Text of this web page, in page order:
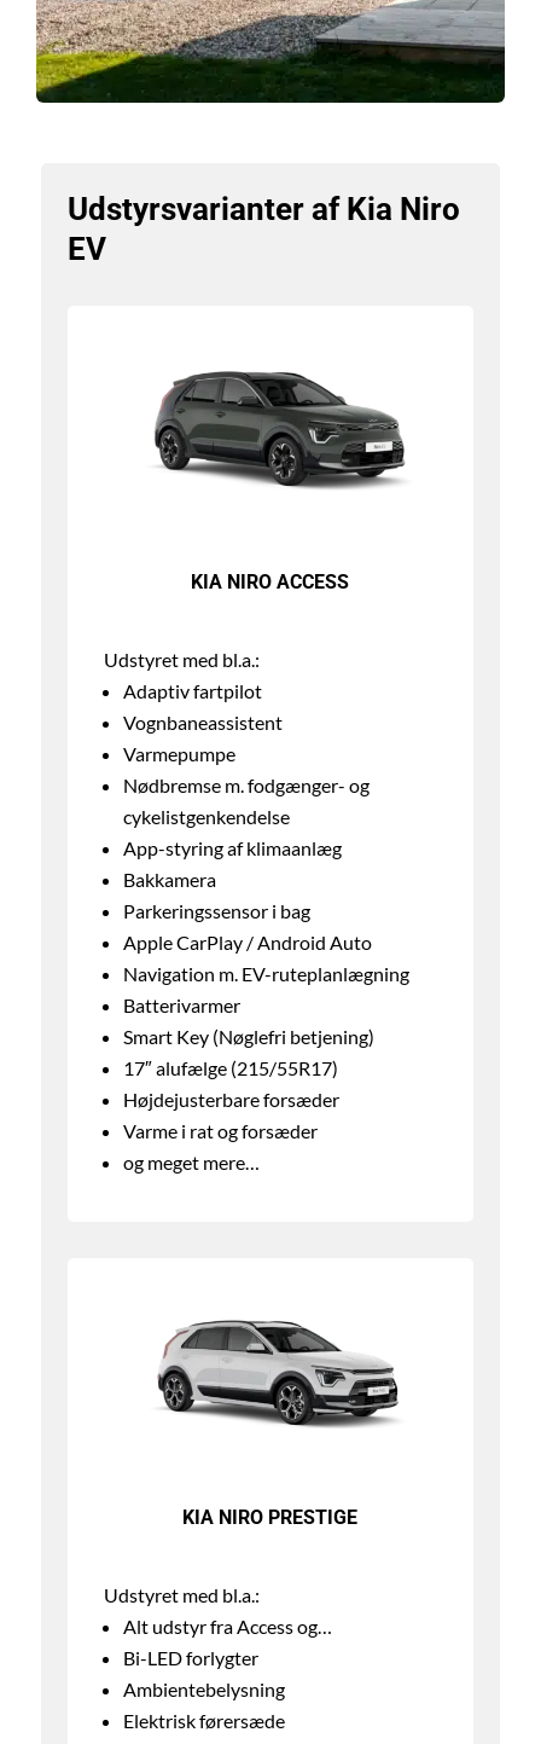
Udstyrsvarianter af Kia Niro
EV
KIA NIRO ACCESS
Udstyret med bl.a.:
Adaptiv fartpilot
Vognbaneassistent
Varmepumpe
Nødbremse m. fodgænger- og
cykelistgenkendelse
App-styring af klimaanlæg
Bakkamera
Parkeringssensor i bag
Apple CarPlay / Android Auto
Navigation m. EV-ruteplanlægning
Batterivarmer
Smart Key (Nøglefri betjening)
17″ alufælge (215/55R17)
Højdejusterbare forsæder
Varme i rat og forsæder
og meget mere…
KIA NIRO PRESTIGE
Udstyret med bl.a.:
Alt udstyr fra Access og…
Bi-LED forlygter
Ambientebelysning
Elektrisk førersæde